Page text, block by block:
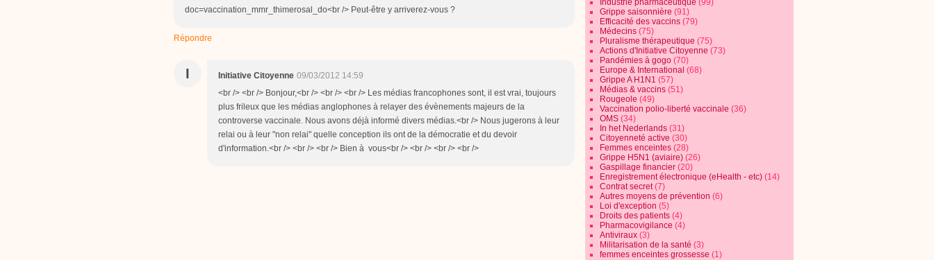
doc=vaccination_mmr_thimerosal_do<br /> Peut-être y arriverez-vous ?
Répondre
I Initiative Citoyenne 09/03/2012 14:59
<br /> <br /> Bonjour,<br /> <br /> <br /> Les médias francophones sont, il est vrai, toujours
plus frileux que les médias anglophones à relayer des évènements majeurs de la
controverse vaccinale. Nous avons déjà informé divers médias.<br /> Nous jugerons à leur
relai ou à leur "non relai" quelle conception ils ont de la démocratie et du devoir
d'information.<br /> <br /> <br /> Bien à vous<br /> <br /> <br /> <br />
Industrie pharmaceutique (99)
Grippe saisonnière (91)
Efficacité des vaccins (79)
Médecins (75)
Pluralisme thérapeutique (75)
Actions d'Initiative Citoyenne (73)
Pandémies à gogo (70)
Europe & International (68)
Grippe A H1N1 (57)
Médias & vaccins (51)
Rougeole (49)
Vaccination polio-liberté vaccinale (36)
OMS (34)
In het Nederlands (31)
Citoyenneté active (30)
Femmes enceintes (28)
Grippe H5N1 (aviaire) (26)
Gaspillage financier (20)
Enregistrement électronique (eHealth - etc) (14)
Contrat secret(7)
Autres moyens de prévention (6)
Loi d'exception (5)
Droits des patients (4)
Pharmacovigilance (4)
Antiviraux (3)
Militarisation de la santé (3)
femmes enceintes grossesse (1)